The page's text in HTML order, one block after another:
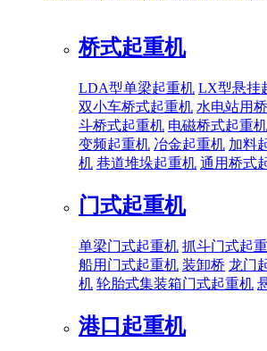
桥式起重机
LDA型单梁起重机 LX型悬挂
双小车桥式起重机 水电站用
斗桥式起重机 电磁桥式起重机
变频起重机 冶金起重机 加料
机 巷道堆垛起重机 通用桥式
门式起重机
单梁门式起重机 抓斗门式起
船用门式起重机 装卸桥 龙门
机 轮胎式集装箱门式起重机
港口起重机